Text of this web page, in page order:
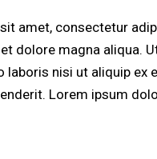
amet, consectetur
dolore magna aliqua.
laboris nisi ut aliquip ex
Lorem ipsum